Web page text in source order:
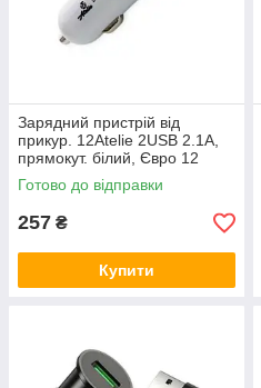
Зарядний пристрій від
прикур. 12Atelie 2USB 2.1А,
прямокут. білий, Євро 12
Atelie
Готово до відправки
257 ₴
Купити